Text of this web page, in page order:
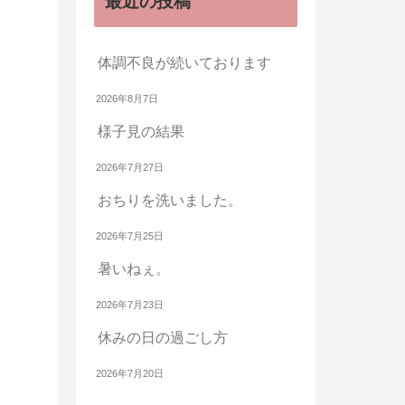
体調不良が続いております
2026年8月7日
様子見の結果
2026年7月27日
おちりを洗いました。
2026年7月25日
暑いねぇ。
2026年7月23日
休みの日の過ごし方
2026年7月20日